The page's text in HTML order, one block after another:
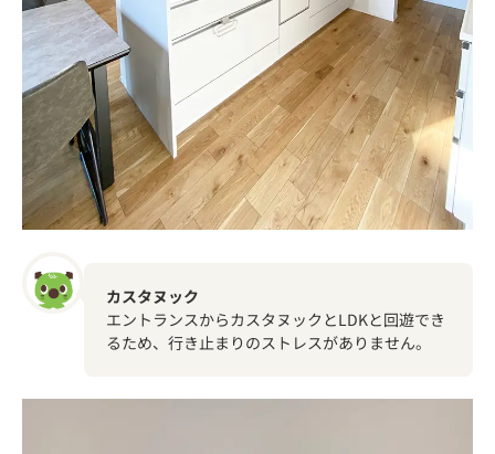
カスタヌック
エントランスからカスタヌックとLDKと回遊でき
るため、行き止まりのストレスがありません。